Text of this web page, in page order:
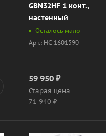
GBN32НF 1 конт.,
настенный
Осталось мало
Арт.: НС-1601590
59 950₽
Старая цена
71 940₽